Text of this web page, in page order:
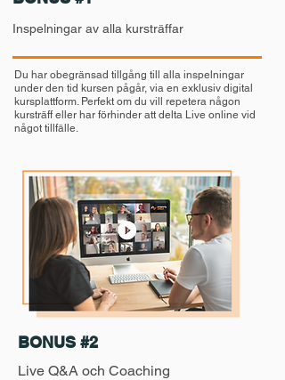
Inspelningar av alla kursträffar
Du har obegränsad tillgång till alla inspelningar
under den tid kursen pågår, via en exklusiv digital
kursplattform. Perfekt om du vill repetera någon
kursträff eller har förhinder att delta Live online vid
något tillfälle.
BONUS #2
Live Q&A och Coaching